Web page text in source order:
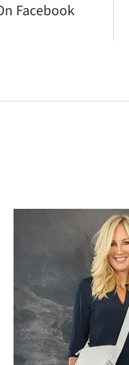
Facebook